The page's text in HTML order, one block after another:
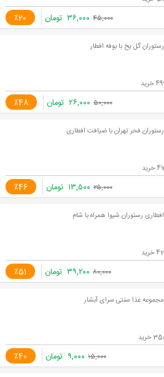
٪20 ۴۵,۰۰۰ ۳۶,۰۰۰ تومان
رستوران گل یخ با بوفه افطار
٪48 ۵۰,۰۰۰ ۲۶,۰۰۰ تومان
رستوران فخر تهران با ضیافت افطاری
٪46 ۲۵,۰۰۰ ۱۳,۵۰۰ تومان
افطاری رستوران شیوا همراه با شام
٪51 ۸۰,۰۰۰ ۳۹,۲۰۰ تومان
مجموعه غذا سنتی سرای آبشار
٪40 ۱۵,۰۰۰ ۹,۰۰۰ تومان